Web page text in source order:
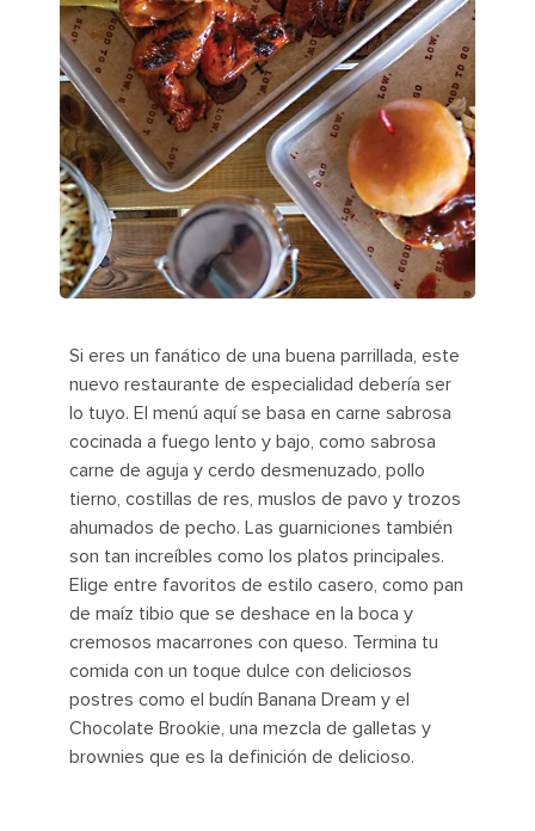
Si eres un fanático de una buena parrillada, este
nuevo restaurante de especialidad debería ser
lo tuyo. El menú aquí se basa en carne sabrosa
cocinada a fuego lento y bajo, como sabrosa
carne de aguja y cerdo desmenuzado, pollo
tierno, costillas de res, muslos de pavo y trozos
ahumados de pecho. Las guarniciones también
son tan increíbles como los platos principales.
Elige entre favoritos de estilo casero, como pan
de maíz tibio que se deshace en la boca y
cremosos macarrones con queso. Termina tu
comida con un toque dulce con deliciosos
postres como el budín Banana Dream y el
Chocolate Brookie, una mezcla de galletas y
brownies que es la definición de delicioso.